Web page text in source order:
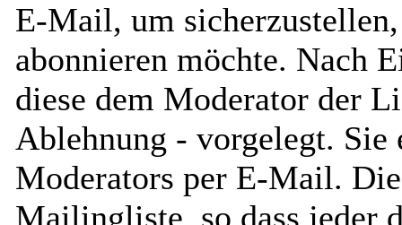
E-Mail, um
abonnieren möchte. Nach
diese dem Moderator der
Ablehnung - vorgelegt. Sie
Moderators per E-Mail.
Mailingliste, so dass jeder